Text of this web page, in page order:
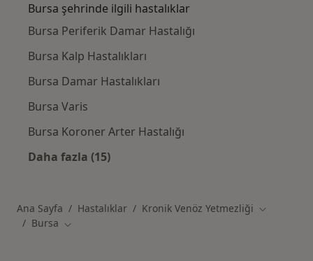
Bursa şehrinde ilgili hastalıklar
Bursa Periferik Damar Hastalığı
Bursa Kalp Hastalıkları
Bursa Damar Hastalıkları
Bursa Varis
Bursa Koroner Arter Hastalığı
Daha fazla (15)
Ana Sayfa Hastalıklar Kronik Venöz Yetmezliği Şehir
Bursa Şehir değiştir